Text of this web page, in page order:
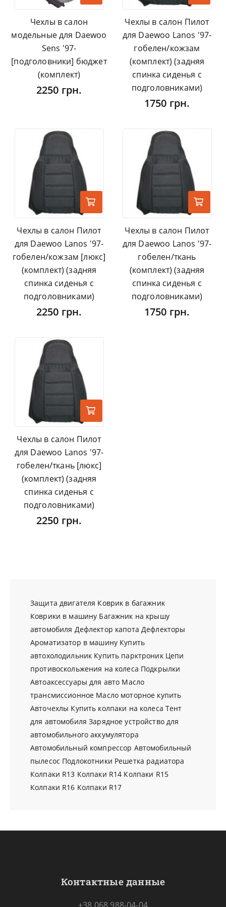
Чехлы в салон
модельные для Daewoo
Sens '97-
[подголовники] бюджет
(комплект)
2250 грн.
Чехлы в салон Пилот
для Daewoo Lanos '97-
гобелен/кожзам
(комплект) (задняя
спинка сиденья с
подголовниками)
1750 грн.
Чехлы в салон Пилот
для Daewoo Lanos '97-
гобелен/кожзам [люкс]
(комплект) (задняя
спинка сиденья с
подголовниками)
2250 грн.
Чехлы в салон Пилот
для Daewoo Lanos '97-
гобелен/ткань
(комплект) (задняя
спинка сиденья с
подголовниками)
1750 грн.
Чехлы в салон Пилот
для Daewoo Lanos '97-
гобелен/ткань [люкс]
(комплект) (задняя
спинка сиденья с
подголовниками)
2250 грн.
Защита двигателя Коврик в багажник
Коврики в машину Багажник на крышу
автомобиля Дефлектор капота Дефлекторы
Ароматизатор в машину Купить
автохолодильник Купить парктроник Цепи
противоскольжения на колеса Подкрылки
Автоаксессуары для авто Масло
трансмиссионное Масло моторное купить
Авточехлы Купить колпаки на колеса Тент
для автомобиля Зарядное устройство для
автомобильного аккумулятора
Автомобильный компрессор Автомобильный
пылесос Подлокотники Решетка радиатора
Колпаки R13 Колпаки R14 Колпаки R15
Колпаки R16 Колпаки R17
Контактные данные